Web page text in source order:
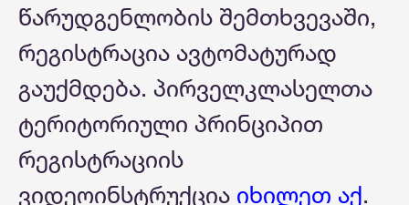
წარუდგენლობის შემთხვევაში,
რეგისტრაცია ავტომატურად
გაუქმდება. პირველკლასელთა
ტერიტორიული პრინციპით
რეგისტრაციის
ვიდეოინსტრუქცია იხილეთ აქ.